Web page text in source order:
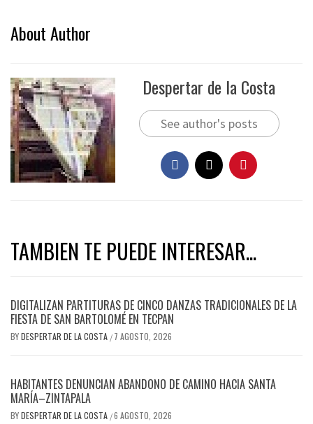
About Author
Despertar de la Costa
See author's posts
TAMBIEN TE PUEDE INTERESAR...
DIGITALIZAN PARTITURAS DE CINCO DANZAS TRADICIONALES DE LA
FIESTA DE SAN BARTOLOMÉ EN TECPAN
BYDESPERTAR DE LA COSTA / 7 AGOSTO, 2026
HABITANTES DENUNCIAN ABANDONO DE CAMINO HACIA SANTA
MARÍA–ZINTAPALA
BYDESPERTAR DE LA COSTA /6 AGOSTO, 2026